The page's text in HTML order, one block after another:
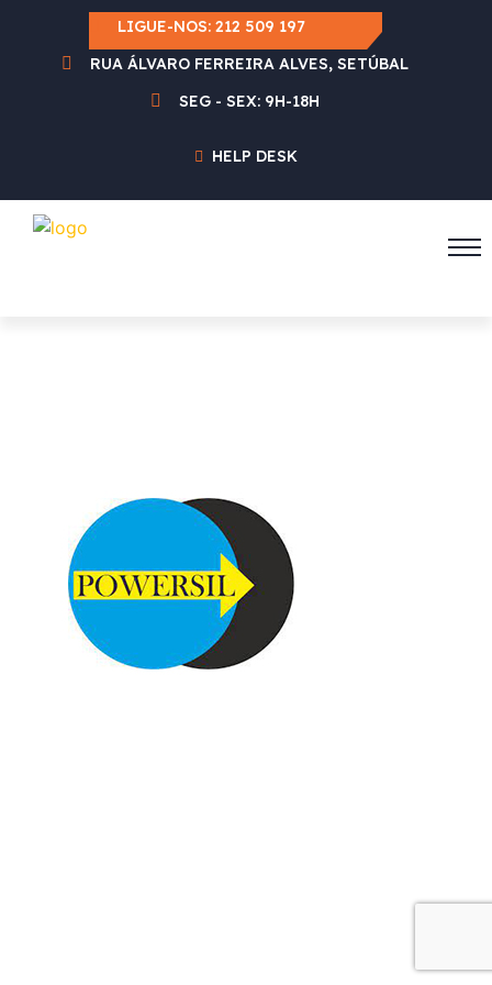
LIGUE-NOS: 212 509 197
RUA ÁLVARO FERREIRA ALVES, SETÚBAL
SEG - SEX: 9H-18H
HELP DESK